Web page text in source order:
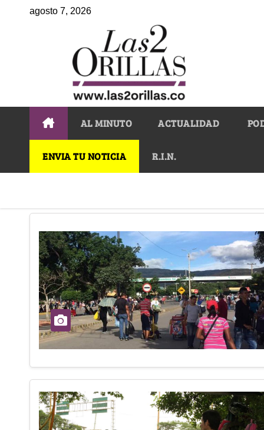
agosto 7, 2026
AL MINUTO ACTUALIDAD
ENVIA TU NOTICIA R.I.N.